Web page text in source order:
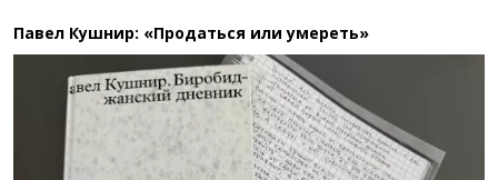
Павел Кушнир: «Продаться или умереть»